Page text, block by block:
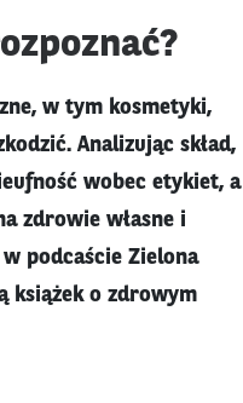
w tym kosmetyki,
Analizując skład,
wobec etykiet, a
zdrowie własne i
podcaście Zielona
książek o zdrowym